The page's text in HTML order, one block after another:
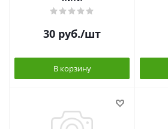
30 руб./шт
В корзину